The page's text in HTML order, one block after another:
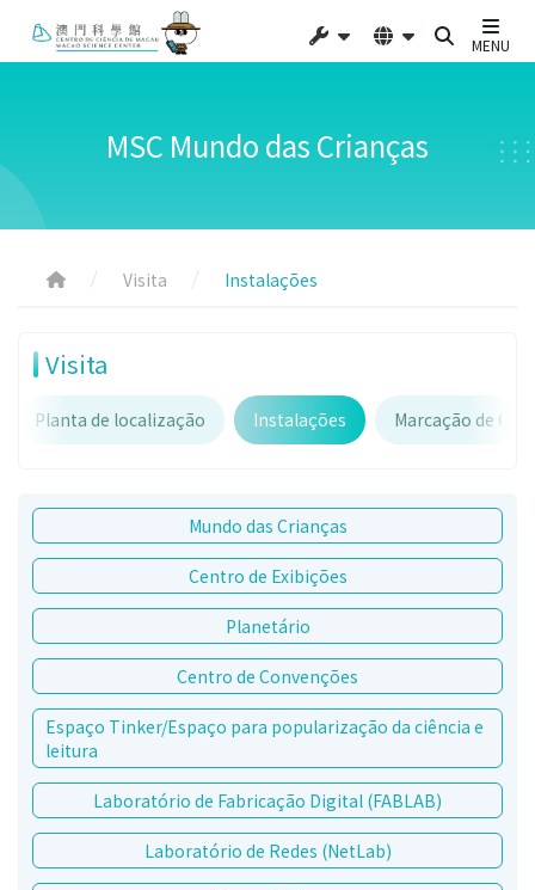
MENU
MSC Mundo das Crianças
Visita Instalações
Visita
Planta de localização Instalações Marcação de
Mundo das Crianças
Centro de Exibições
Planetário
Centro de Convenções
Espaço Tinker/Espaço para popularização da ciência e
leitura
Laboratório de Fabricação Digital (FABLAB)
Laboratório de Redes (NetLab)